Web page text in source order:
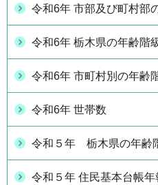
令和6年 市部及び町村部
令和6年 栃木県の年齢階
令和6年 市町村別の年齢
令和6年 世帯数
令和５年 栃木県の年齢
令和５年 住民基本台帳